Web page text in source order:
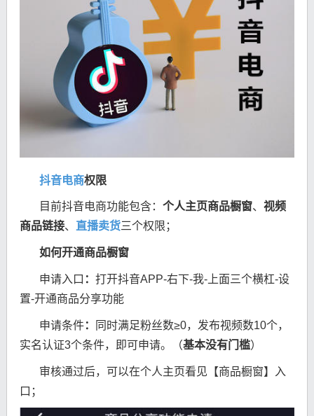
抖音电商权限
目前抖音电商功能包含： 个人主页商品橱窗、 视频
商品链接、 直播卖货三个权限；
如何开通商品橱窗
申请入口 ： 打开抖音APP-右下-我-上面三个横杠-设
置-开通商品分享功能
申请条件：
同时满足粉丝数≥0，发布视频数10个，
实名认证3个条件，即可申请。（基本没有门槛）
审核通过后，可以在个人主页看见【商品橱窗】入
口；